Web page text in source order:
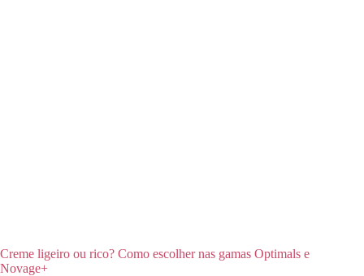
Creme ligeiro ou rico? Como escolher nas gamas Optimals e
Novage+